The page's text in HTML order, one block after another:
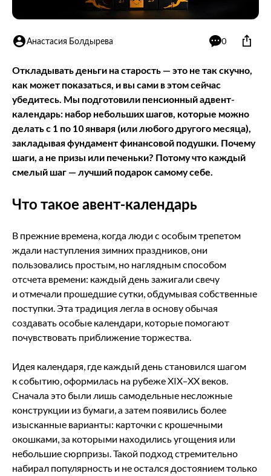
Анастасия Болдырева 0
Откладывать деньги на старость — это не так скучно,
как может показаться, и вы сами в этом сейчас
убедитесь. Мы подготовили пенсионный адвент-
календарь: набор небольших шагов, которые можно
делать с 1 по 10 января (или любого другого месяца),
закладывая фундамент финансовой подушки. Почему
шаги, а не призы или печеньки? Потому что каждый
смелый шаг — лучший подарок самому себе.
Что такое авент-календарь
В прежние времена, когда люди с особым трепетом
ждали наступления зимних праздников, они
пользовались простым, но наглядным способом
отсчета времени: каждый день зажигали свечу
и отмечали прошедшие сутки, обдумывая собственные
поступки. Эта традиция легла в основу обычая
создавать особые календари, которые помогают
почувствовать приближение торжества.
Идея календаря, где каждый день становился шагом
к событию, оформилась на рубеже XIX–XX веков.
Сначала это были лишь самодельные несложные
конструкции из бумаги, а затем появились более
изысканные варианты: карточки с крошечными
окошками, за которыми находились угощения или
небольшие сюрпризы. Такой подход стремительно
набирал популярность и не остался достоянием только